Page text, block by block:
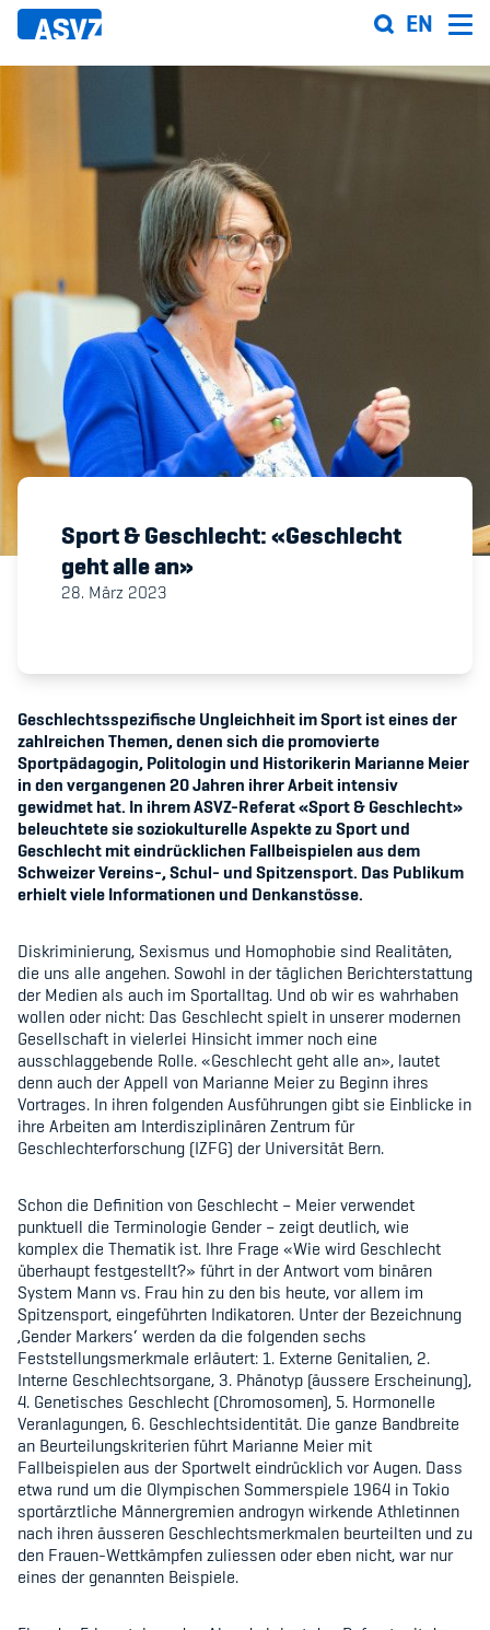
Direkt
zum
EN
Sportfahrplan
Sportarten
Sportanlagen
Events
ASVZ@home
Member's Manual / FAQ
Academy
Blog
Diversität & Inklusion
Infomails
Kinderbetreuung
Krankenversicherung
Schwangerschaft & Sport
Spitzensport & Studium
Organisation
Team
Offene Stellen
Mitgliedervereine
Sponsoren und Partner
Netzwerk
Sport & Geschlecht: «Geschlecht
geht alle an»
28. März 2023
Geschlechtsspezifische Ungleichheit im Sport ist eines der
zahlreichen Themen, denen sich die promovierte
Sportpädagogin, Politologin und Historikerin Marianne Meier
in den vergangenen 20 Jahren ihrer Arbeit intensiv
gewidmet hat. In ihrem ASVZ-Referat «Sport & Geschlecht»
beleuchtete sie soziokulturelle Aspekte zu Sport und
Geschlecht mit eindrücklichen Fallbeispielen aus dem
Schweizer Vereins-, Schul- und Spitzensport. Das Publikum
erhielt viele Informationen und Denkanstösse.
Diskriminierung, Sexismus und Homophobie sind Realitäten,
die uns alle angehen. Sowohl in der täglichen Berichterstattung
der Medien als auch im Sportalltag. Und ob wir es wahrhaben
wollen oder nicht: Das Geschlecht spielt in unserer modernen
Gesellschaft in vielerlei Hinsicht immer noch eine
ausschlaggebende Rolle. «Geschlecht geht alle an», lautet
denn auch der Appell von Marianne Meier zu Beginn ihres
Vortrages. In ihren folgenden Ausführungen gibt sie Einblicke in
ihre Arbeiten am Interdisziplinären Zentrum für
Geschlechterforschung (IZFG) der Universität Bern.
Schon die Definition von Geschlecht – Meier verwendet
punktuell die Terminologie Gender – zeigt deutlich, wie
komplex die Thematik ist. Ihre Frage «Wie wird Geschlecht
überhaupt festgestellt?» führt in der Antwort vom binären
System Mann vs. Frau hin zu den bis heute, vor allem im
Spitzensport, eingeführten Indikatoren. Unter der Bezeichnung
‚Gender Markers‘ werden da die folgenden sechs
Feststellungsmerkmale erläutert: 1. Externe Genitalien, 2.
Interne Geschlechtsorgane, 3. Phänotyp (äussere Erscheinung),
4. Genetisches Geschlecht (Chromosomen), 5. Hormonelle
Veranlagungen, 6. Geschlechtsidentität. Die ganze Bandbreite
an Beurteilungskriterien führt Marianne Meier mit
Fallbeispielen aus der Sportwelt eindrücklich vor Augen. Dass
etwa rund um die Olympischen Sommerspiele 1964 in Tokio
sportärztliche Männergremien androgyn wirkende Athletinnen
nach ihren äusseren Geschlechtsmerkmalen beurteilten und zu
den Frauen-Wettkämpfen zuliessen oder eben nicht, war nur
eines der genannten Beispiele.